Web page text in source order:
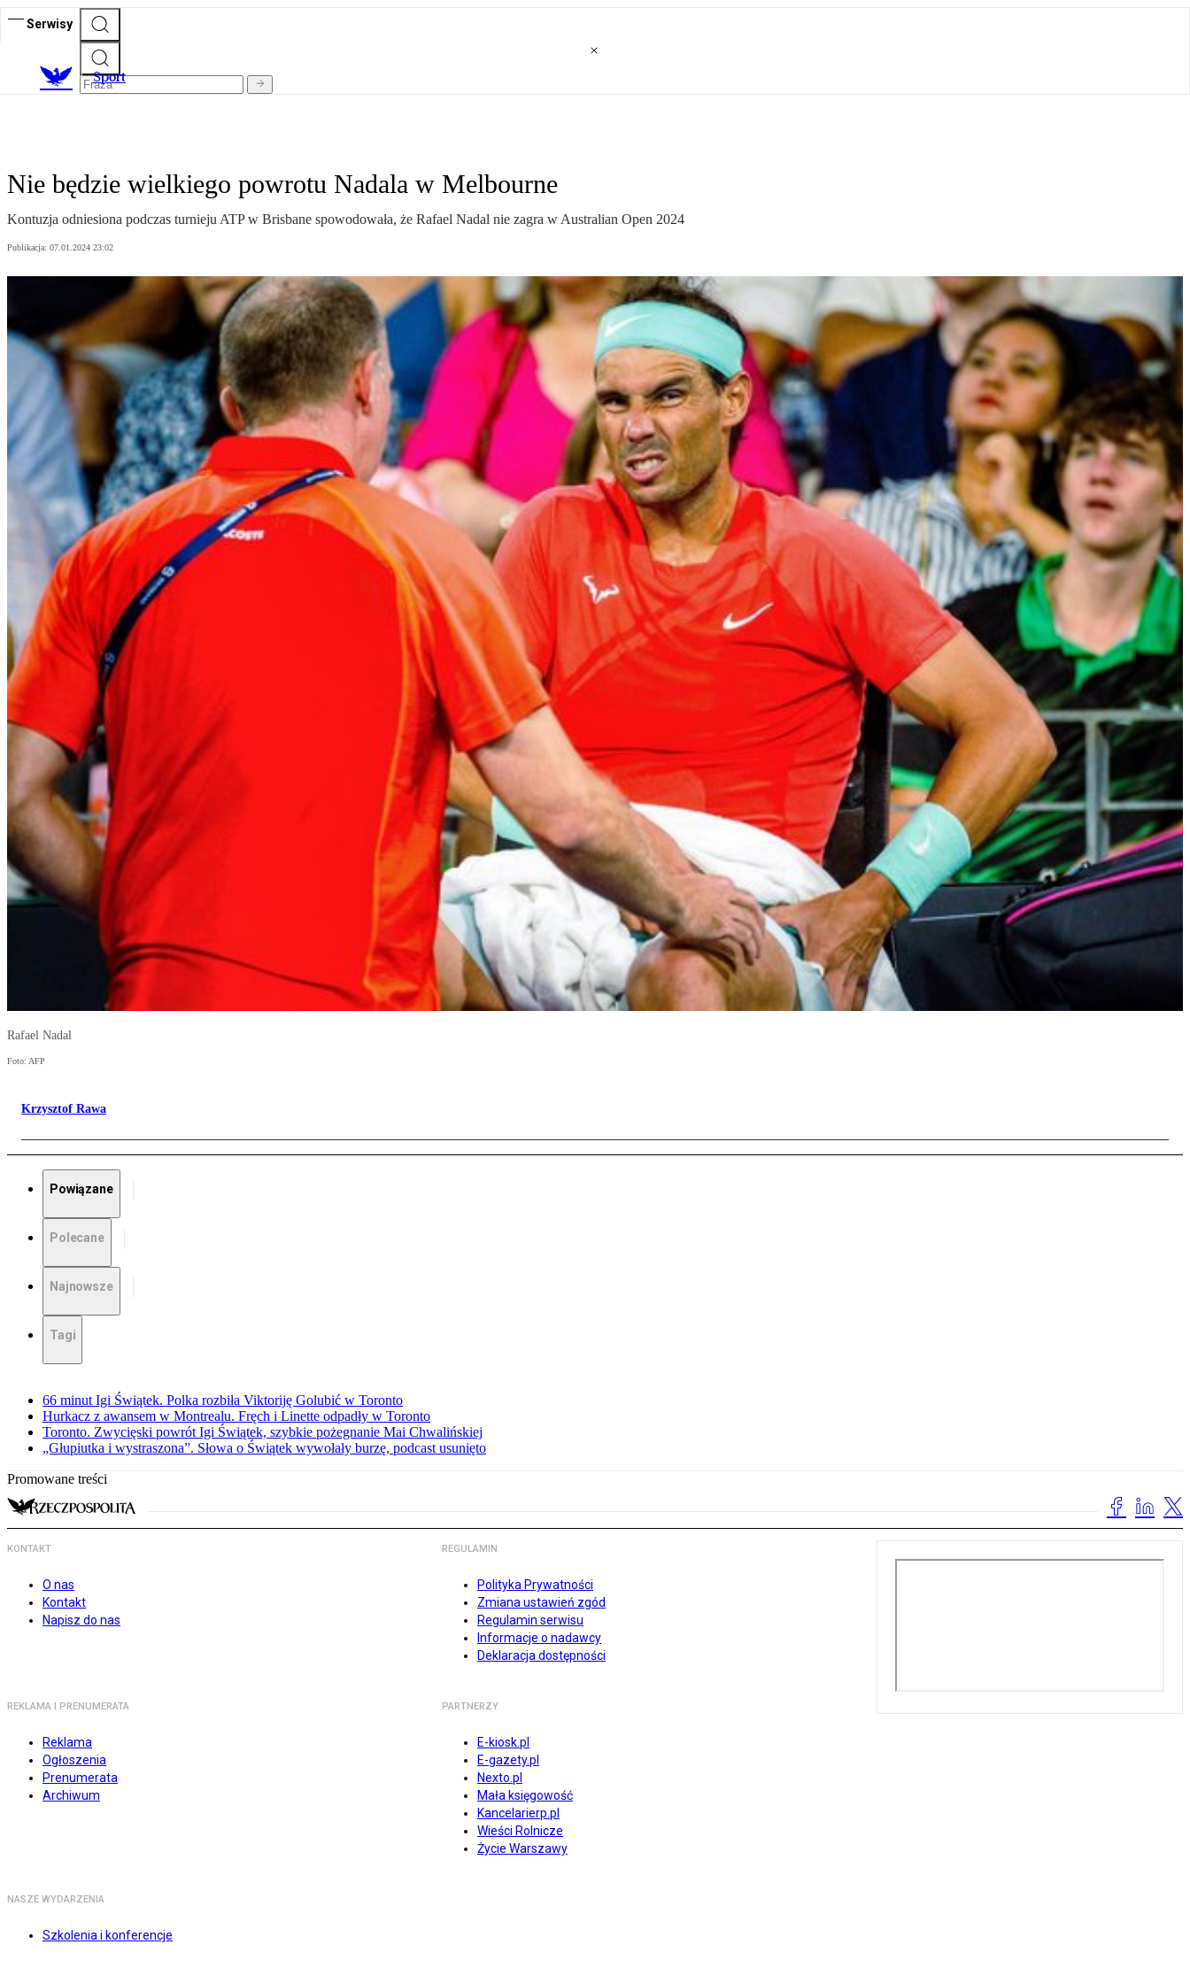
Serwisy
Sport
Nie będzie wielkiego powrotu Nadala w Melbourne
Kontuzja odniesiona podczas turnieju ATP w Brisbane spowodowała, że Rafael Nadal nie zagra w Australian Open 2024
Publikacja: 07.01.2024 23:02
Rafael Nadal
Foto: AFP
Krzysztof Rawa
Powiązane
Polecane
Najnowsze
Tagi
66 minut Igi Świątek. Polka rozbiła Viktoriję Golubić w Toronto
Hurkacz z awansem w Montrealu. Fręch i Linette odpadły w Toronto
Toronto. Zwycięski powrót Igi Świątek, szybkie pożegnanie Mai Chwalińskiej
„Głupiutka i wystraszona”. Słowa o Świątek wywołały burzę, podcast usunięto
Promowane treści
KONTAKT
O nas
Kontakt
Napisz do nas
REGULAMIN
Polityka Prywatności
Zmiana ustawień zgód
Regulamin serwisu
Informacje o nadawcy
Deklaracja dostępności
REKLAMA I PRENUMERATA
Reklama
Ogłoszenia
Prenumerata
Archiwum
PARTNERZY
E-kiosk.pl
E-gazety.pl
Nexto.pl
Mała księgowość
Kancelarierp.pl
Wieści Rolnicze
Życie Warszawy
NASZE WYDARZENIA
Szkolenia i konferencje